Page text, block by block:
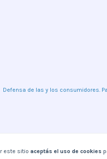
este sitio aceptás el uso de cookies
Defensa de las y los consumidores.